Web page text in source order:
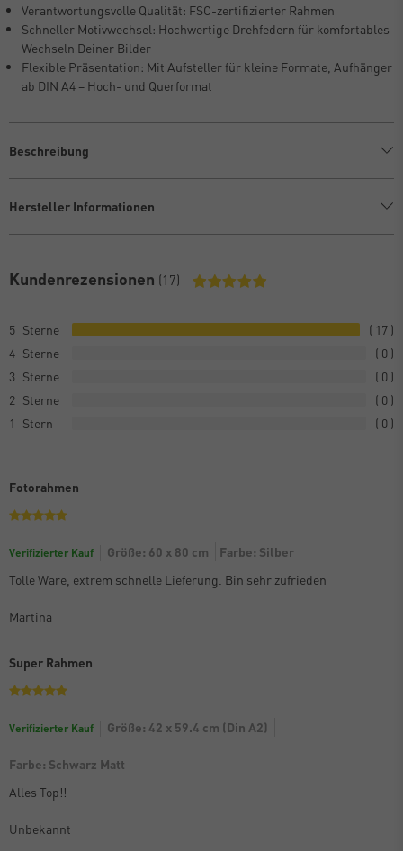
Verantwortungsvolle Qualität: FSC-zertifizierter Rahmen
Schneller Motivwechsel: Hochwertige Drehfedern für komfortables
Wechseln Deiner Bilder
Flexible Präsentation: Mit Aufsteller für kleine Formate, Aufhänger
ab DIN A4 – Hoch- und Querformat
Beschreibung
Hersteller Informationen
Kundenrezensionen (17)
5
17
4
0
3
0
2
0
1
0
Fotorahmen
Verifizierter Kauf Größe: 60 x 80 cm
Farbe: Silber
Tolle Ware, extrem schnelle Lieferung. Bin sehr zufrieden
Martina
Super Rahmen
Verifizierter Kauf Größe: 42 x 59.4 cm (Din A2)
Farbe: Schwarz Matt
Alles Top!!
Unbekannt